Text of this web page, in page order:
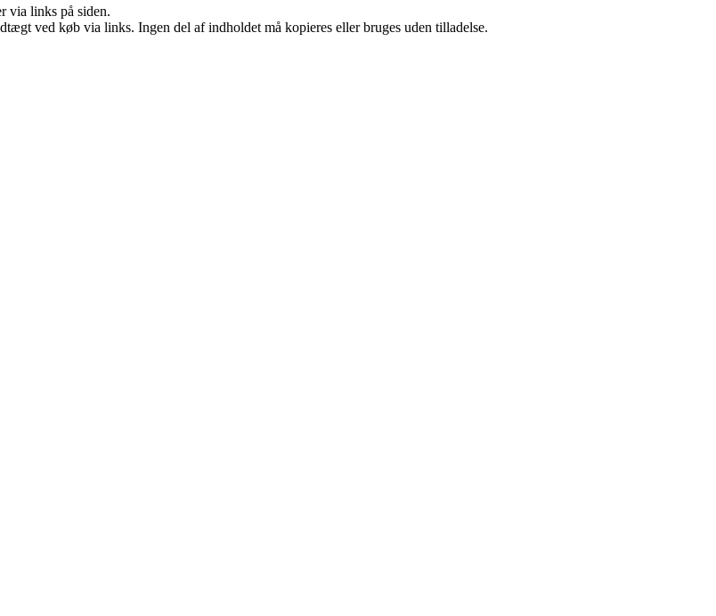
via links på siden.
ved køb via links. Ingen del af indholdet må kopieres eller bruges uden tilladelse.